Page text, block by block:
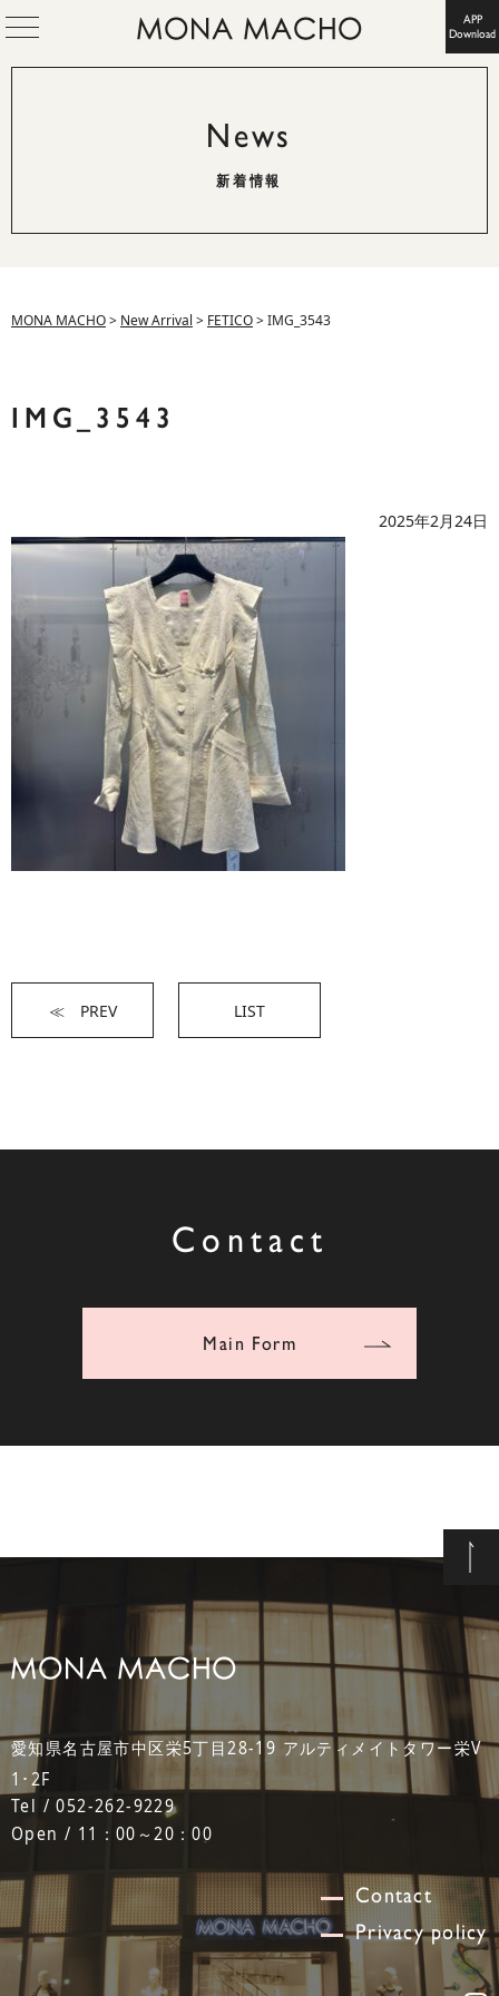
APP
Download
News
新着情報
MONA MACHO> New Arrival > FETICO>IMG_3543
IMG_3543
2025年2月24日
≪ PREV LIST
Contact
Main Form
愛知県名古屋市中区栄5丁目28-19 アルティメイトタワー栄V
1･2F
Tel / 052-262-9229
Open / 11：00～20：00
Contact
Privacy policy